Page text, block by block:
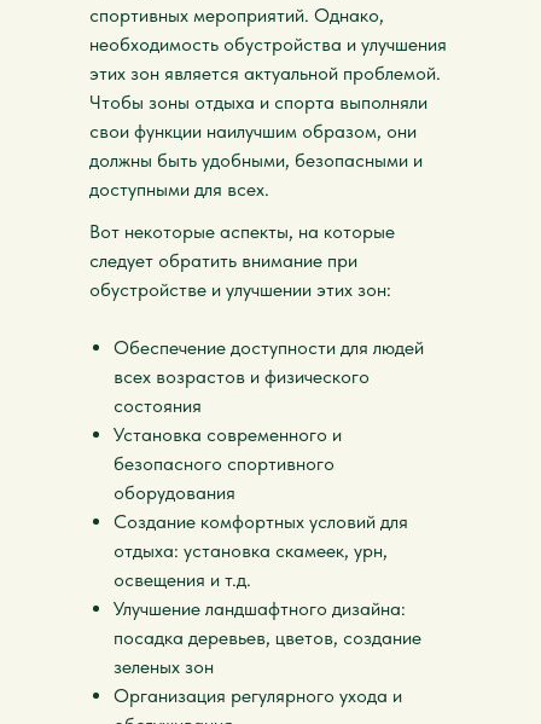
спортивных мероприятий. Однако,
необходимость обустройства и улучшения
этих зон является актуальной проблемой.
Чтобы зоны отдыха и спорта выполняли
свои функции наилучшим образом, они
должны быть удобными, безопасными и
доступными для всех.
Вот некоторые аспекты, на которые
следует обратить внимание при
обустройстве и улучшении этих зон:
Обеспечение доступности для людей
всех возрастов и физического
состояния
Установка современного и
безопасного спортивного
оборудования
Создание комфортных условий для
отдыха: установка скамеек, урн,
освещения и т.д.
Улучшение ландшафтного дизайна:
посадка деревьев, цветов, создание
зеленых зон
Организация регулярного ухода и